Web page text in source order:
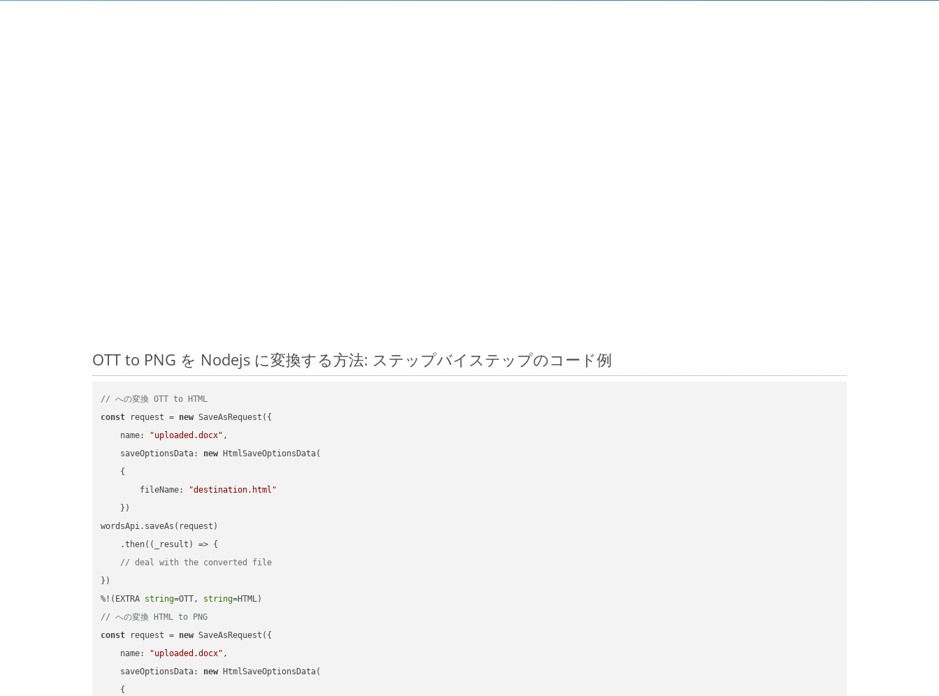
OTT to PNG を Nodejs に変換する方法: ステップバイステップのコード例
// への変換 OTT to HTML
const request = new SaveAsRequest({
name: "uploaded.docx" ,
saveOptionsData: new HtmlSaveOptionsData(
    {
fileName:
"destination.html"
    })
wordsApi.saveAs(request)
    .then(
( _result ) => {
// deal with the converted file
})
%!(EXTRA string=OTT, string
// への変換 HTML to PNG
const request = new SaveAsRequest({
name: "uploaded.docx" ,
saveOptionsData: new HtmlSaveOptionsData(
    {